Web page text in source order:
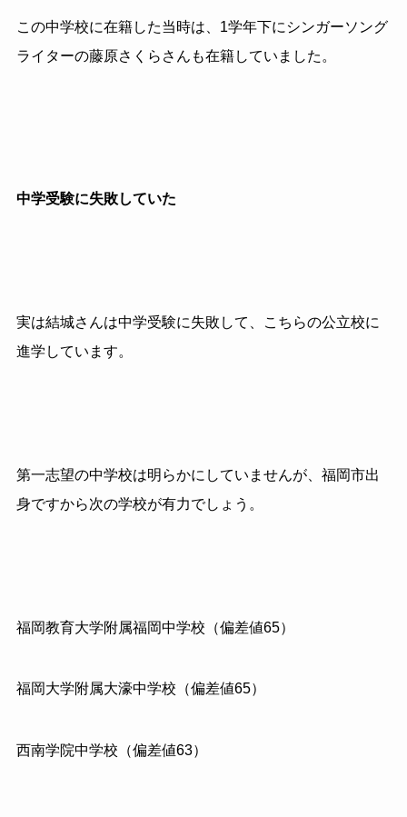
この中学校に在籍した当時は、1学年下にシンガーソング
ライターの藤原さくらさんも在籍していました。
中学受験に失敗していた
実は結城さんは中学受験に失敗して、こちらの公立校に
進学しています。
第一志望の中学校は明らかにしていませんが、福岡市出
身ですから次の学校が有力でしょう。
福岡教育大学附属福岡中学校（偏差値65）
福岡大学附属大濠中学校（偏差値65）
西南学院中学校（偏差値63）